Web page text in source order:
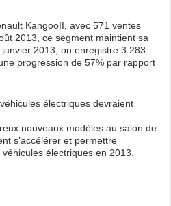
KangooII, avec 571 ventes
2013, ce segment maintient sa
2013, on enregistre 3 283
progression de 57% par rapport
électriques devraient
nouveaux modèles au salon de
s’accélérer et permettre
électriques en 2013.